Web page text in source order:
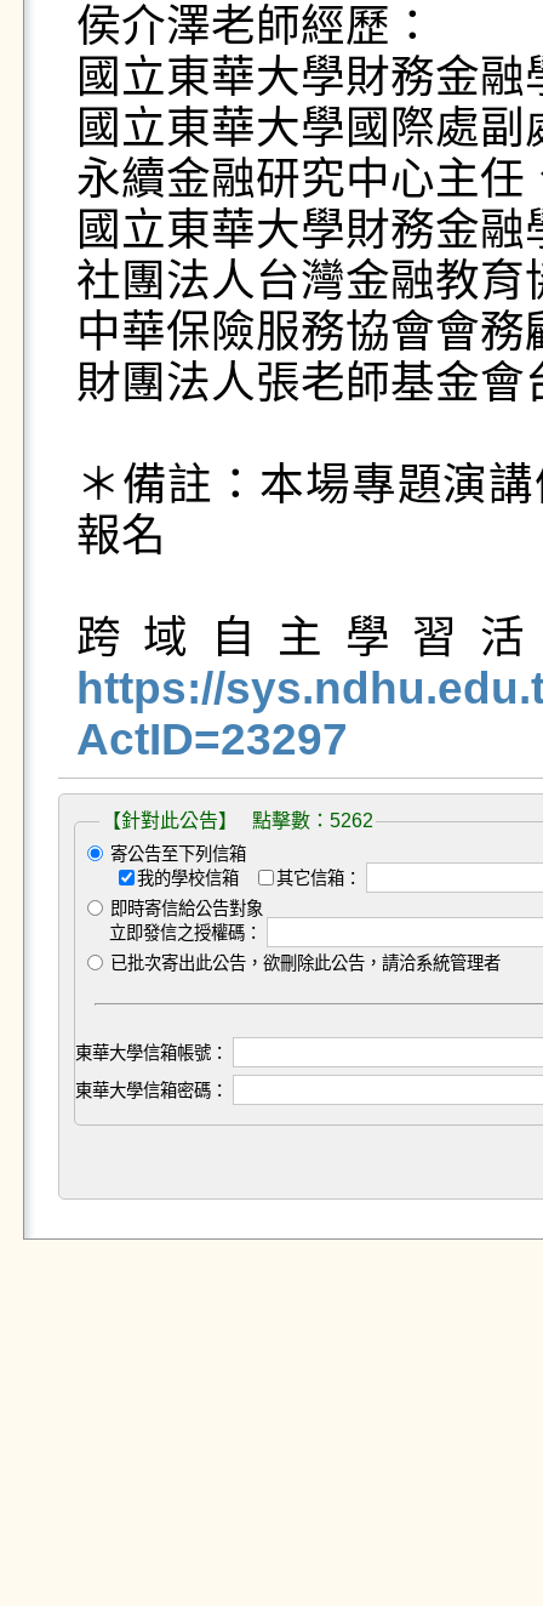
侯介澤老師經歷：
國立東華大學財務金融
國立東華大學國際處
永續金融研究中心主任
國立東華大學財務金
社團法人台灣金融教育
中華保險服務協會會務
財團法人張老師基金
＊備註：本場專題演
報名
https://
ActID=23297
【針對此公告】 點擊數：5262
寄公告至下列信箱
我的學校信箱
其它信箱：
即時寄信給公告對象
立即發信之授權碼：
已批次寄出此公告，欲刪除此公告，請洽系統管理者
東華大學信箱帳號：
東華大學信箱密碼：